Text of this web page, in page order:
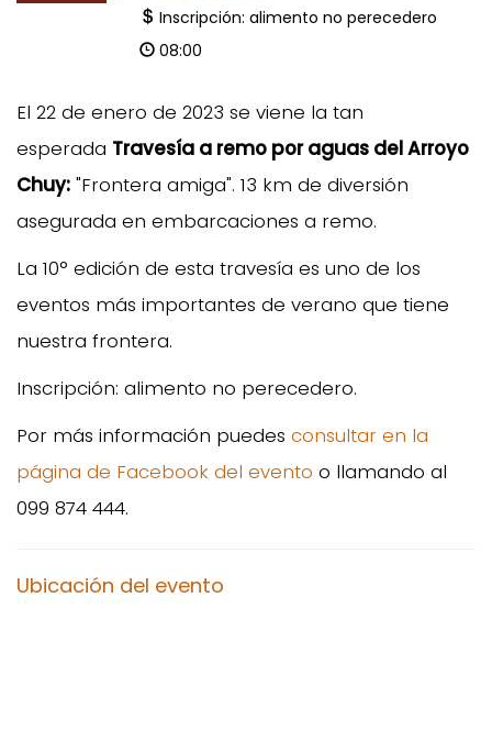
Inscripción: alimento no perecedero
08:00
El 22 de enero de 2023 se viene la tan
esperada Travesía a remo por aguas del Arroyo
Chuy: "Frontera amiga". 13 km de diversión
asegurada en embarcaciones a remo.
La 10° edición de esta travesía es uno de los
eventos más importantes de verano que tiene
nuestra frontera.
Inscripción: alimento no perecedero.
Por más información puedes consultar en la
página de Facebook del evento o llamando al
099 874 444.
Ubicación del evento